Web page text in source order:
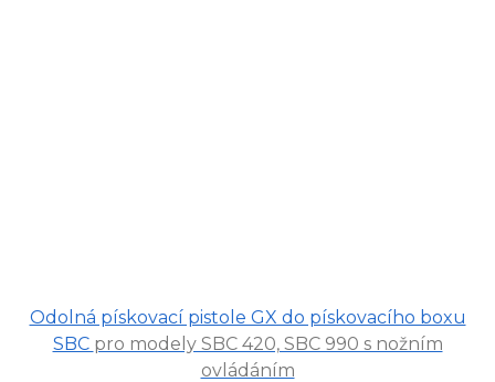
Odolná pískovací pistole GX do pískovacího boxu
SBC pro modely SBC 420, SBC 990 s nožním
ovládáním
hodnocení
produktu
je